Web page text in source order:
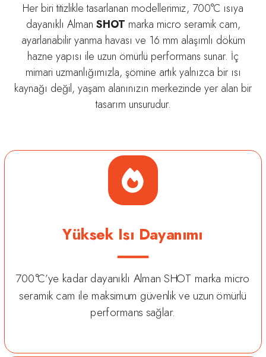
Her biri titizlikle tasarlanan modellerimiz, 700°C ısıya
dayanıklı Alman SHOT marka micro seramik cam,
ayarlanabilir yanma havası ve 16 mm alaşımlı döküm
hazne yapısı ile uzun ömürlü performans sunar. İç
mimari uzmanlığımızla, şömine artık yalnızca bir ısı
kaynağı değil, yaşam alanınızın merkezinde yer alan bir
tasarım unsurudur.
Yüksek Isı Dayanımı
700°C’ye kadar dayanıklı Alman SHOT marka micro
seramik cam ile maksimum güvenlik ve uzun ömürlü
performans sağlar.